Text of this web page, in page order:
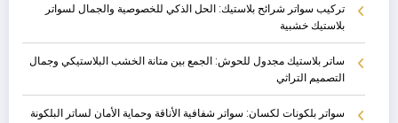
تركيب سواتر شرائح بلاستيك: الحل الذكي للخصوصية والجمال لسواتر
بلاستيك خشبية
ساتر بلاستيك مجدول للحوش: الجمع بين متانة الخشب البلاستيكي وجمال
التصميم التراثي
سواتر بلكونات لكسان: سواتر شفافية الأناقة وحماية الأمان لساتر البلكونة